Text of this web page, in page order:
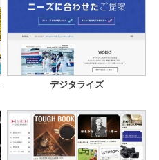
デジタライズ